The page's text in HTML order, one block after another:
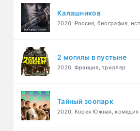
Калашников
2020, Россия, биография,
2 могилы в пустыне
2020, Франция, триллер
Тайный зоопарк
2020, Корея Южная, комедия